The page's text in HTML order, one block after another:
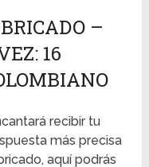
–
16
recibir tu
más precisa
aquí podrás